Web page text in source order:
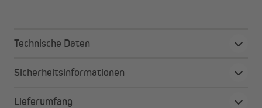
Die Schutzhülle ist für alle Markisen von JAROLIFT /
(* nicht geeignet für paramondo 3000).
Technische Daten
Sicherheitsinformationen
Lieferumfang